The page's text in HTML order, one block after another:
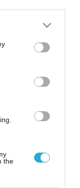
or more Google
You may click to
party tags to
in below Google
the